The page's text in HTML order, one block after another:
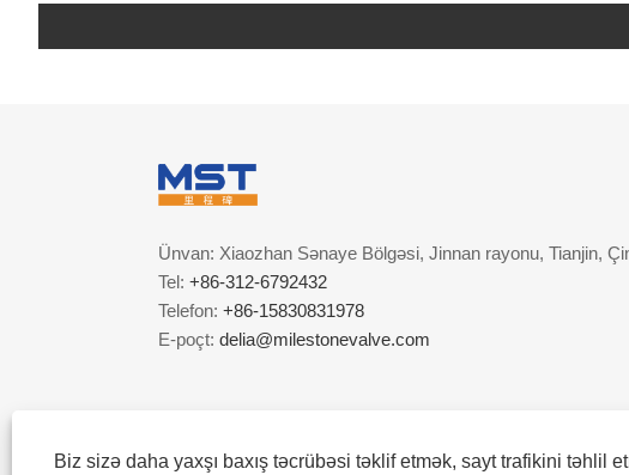
Biz sizə daha yaxşı baxış təcrübəsi təklif etmək, sayt trafikini təhlil
Ünvan: Xiaozhan Sənaye Bölgəsi, Jinnan rayonu, Tianjin,
Tel: +86-312-6792432
Telefon: +86-15830831978
E-poçt: delia@milestonevalve.com